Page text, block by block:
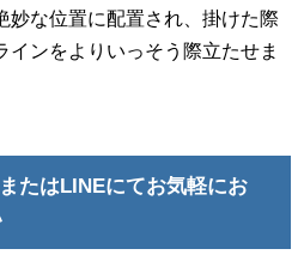
妙な位置に配置され、掛けた際
インをよりいっそう際立たせま
たはLINEにてお気軽にお